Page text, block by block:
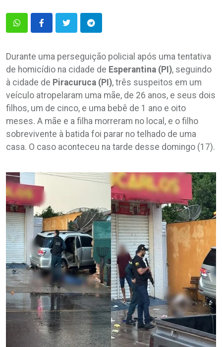
Durante uma perseguição policial após uma tentativa
de homicídio na cidade de Esperantina (PI), seguindo
à cidade de Piracuruca (PI), três suspeitos em um
veículo atropelaram uma mãe, de 26 anos, e seus dois
filhos, um de cinco, e uma bebê de 1 ano e oito
meses. A mãe e a filha morreram no local, e o filho
sobrevivente à batida foi parar no telhado de uma
casa. O caso aconteceu na tarde desse domingo (17).